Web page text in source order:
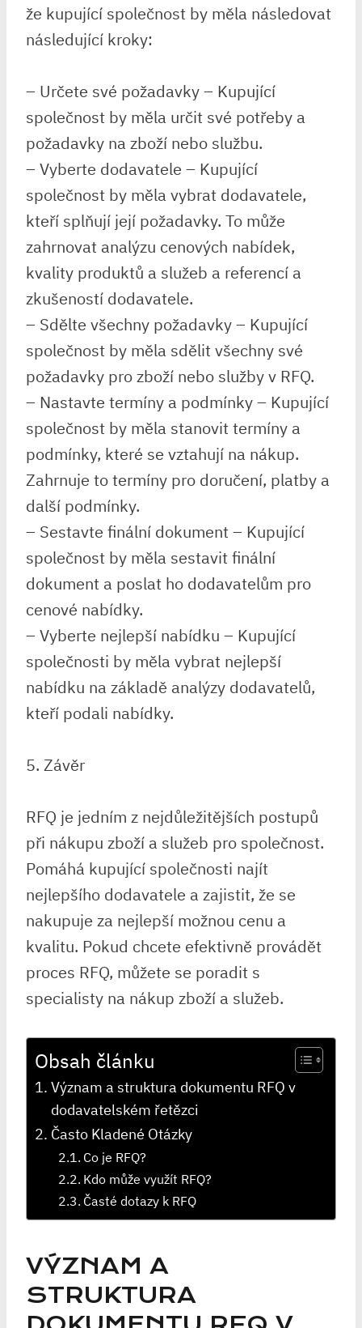
že kupující společnost by měla následovat
následující kroky:
– Určete své požadavky – Kupující
společnost by měla určit své potřeby a
požadavky na zboží nebo službu.
– Vyberte dodavatele – Kupující
společnost by měla vybrat dodavatele,
kteří splňují její požadavky. To může
zahrnovat analýzu cenových nabídek,
kvality produktů a služeb a referencí a
zkušeností dodavatele.
– Sdělte všechny požadavky – Kupující
společnost by měla sdělit všechny své
požadavky pro zboží nebo služby v RFQ.
– Nastavte termíny a podmínky – Kupující
společnost by měla stanovit termíny a
podmínky, které se vztahují na nákup.
Zahrnuje to termíny pro doručení, platby a
další podmínky.
– Sestavte finální dokument – Kupující
společnost by měla sestavit finální
dokument a poslat ho dodavatelům pro
cenové nabídky.
– Vyberte nejlepší nabídku – Kupující
společnosti by měla vybrat nejlepší
nabídku na základě analýzy dodavatelů,
kteří podali nabídky.
5. Závěr
RFQ je jedním z nejdůležitějších postupů
při nákupu zboží a služeb pro společnost.
Pomáhá kupující společnosti najít
nejlepšího dodavatele a zajistit, že se
nakupuje za nejlepší možnou cenu a
kvalitu. Pokud chcete efektivně provádět
proces RFQ, můžete se poradit s
specialisty na nákup zboží a služeb.
Obsah článku
Význam a struktura dokumentu RFQ v
dodavatelském řetězci
Často Kladené Otázky
Co je RFQ?
Kdo může využít RFQ?
Časté dotazy k RFQ
VÝZNAM A
STRUKTURA